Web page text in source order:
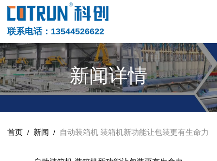
联系电话：13544526622
新闻详情
首页 / 新闻 / 自动装箱机 装箱机新功能让包装更有生命力